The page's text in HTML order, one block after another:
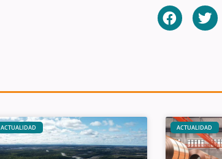
ACTUALIDAD ACTUALIDAD